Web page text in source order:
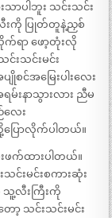
သာပါဘူး သင်းသင်း
လီးကို ပြုတ်တူနဲ့ညှစ်
က်ရာ ဖော့တုံးလို
းသင်းမင်း
င်အမြေးပါးလေး
းနာသွားလား ညီမ
လေး
ြောလိုက်ပါတယ်။
က်ထားပါတယ်။
င်းမင်းစကားဆုံး
သူ့လီးကြီးကို
သင်းသင်းမင်း